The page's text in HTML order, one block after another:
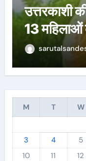
13 महिलाओं
पुरस्कार के
M T W
3
4 5
10
11 12